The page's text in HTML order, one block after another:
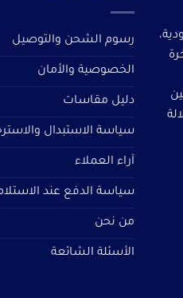
رسوم الشحن والتوصيل
الخصوصية والأمان
دليل مقاسات
سياسة الاستبدال
آراء العملاء
سياسة الدفع عند
من نحن
الأسئلة الشائعة